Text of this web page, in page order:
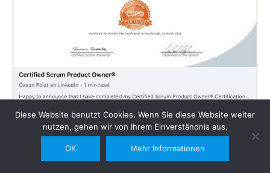
Diese Website benutzt Cookies. Wenn Sie diese Website weiter
nutzen, gehen wir von Ihrem Einverständnis aus.
OK Mehr Informationen